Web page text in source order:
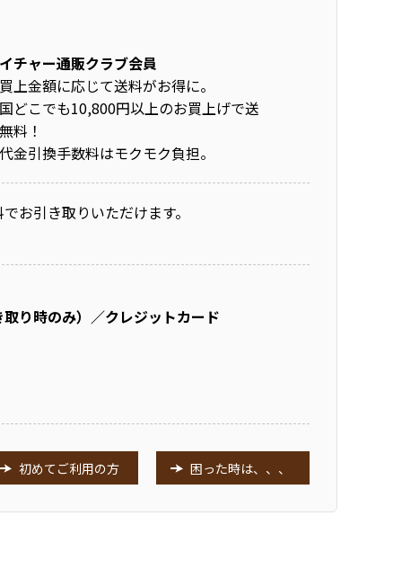
チャー通販クラブ会員
上金額に応じて送料がお得に。
どこでも10,800円以上のお買上げで送
料！
代金引換手数料はモクモク負担。
お引き取りいただけます。
り時のみ）／クレジットカード
初めてご利用の方 困った時は、、、